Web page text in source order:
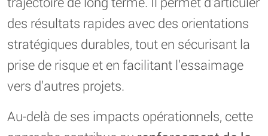
des résultats rapides avec des orientations
stratégiques durables, tout en sécurisant la
prise de risque et en facilitant l’essaimage
vers d’autres projets.
Au-delà de ses impacts opérationnels, cette